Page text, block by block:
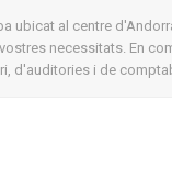
ubicat al centre
necessitats. En
d'auditories i de